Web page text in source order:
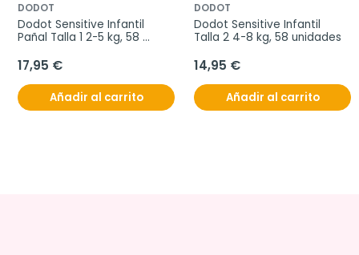
DODOT
Dodot Sensitive Infantil
Pañal Talla 1 2-5 kg, 58
17,95 €
Añadir al carrito
DODOT
Dodot Sensitive Infantil
Talla 2 4-8 kg, 58 unidades
14,95 €
Añadir al carrito